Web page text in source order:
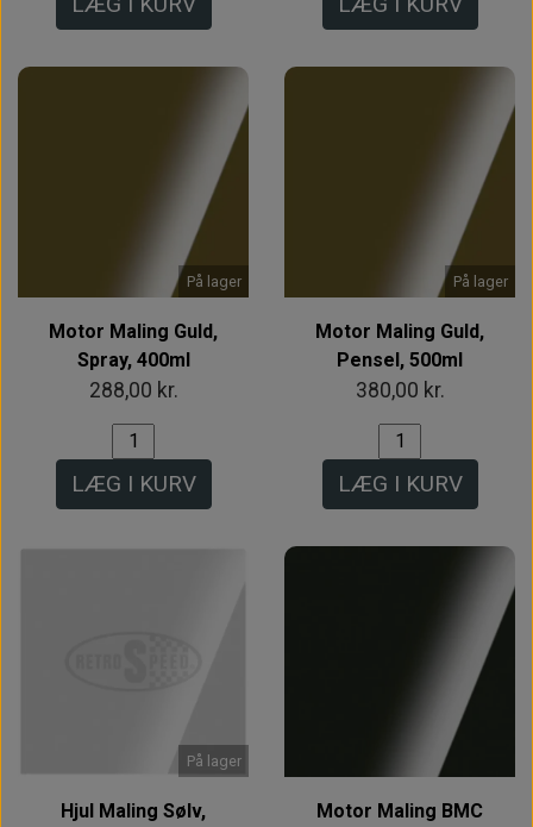
På lager
Motor Maling Guld,
Spray, 400ml
288,00 kr.
LÆG I KURV
På lager
Motor Maling Guld,
Pensel, 500ml
380,00 kr.
LÆG I KURV
På lager
Hjul Maling Sølv,
Motor Maling BMC